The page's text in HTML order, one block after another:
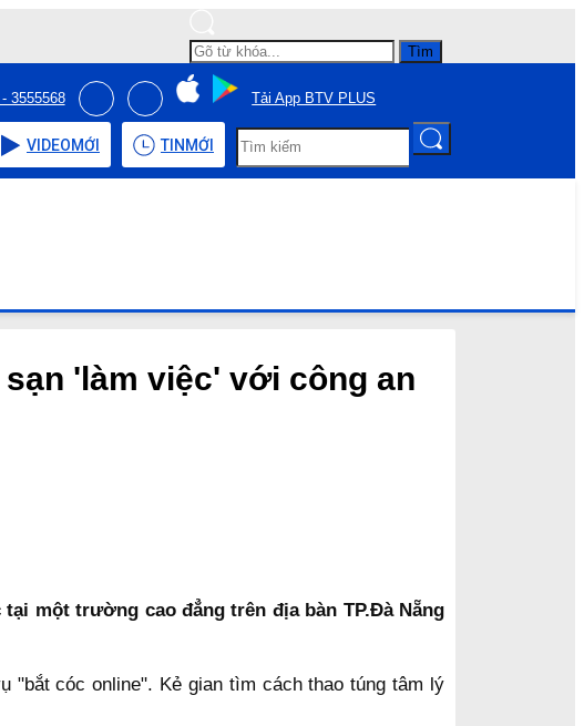
Tìm
3555568 Tải App BTV PLUS
VIDEOMỚI TIN MỚI
'làm việc' với công an
một trường cao đẳng trên địa bàn TP.Đà Nẵng
"bắt cóc online". Kẻ gian tìm cách thao túng tâm lý